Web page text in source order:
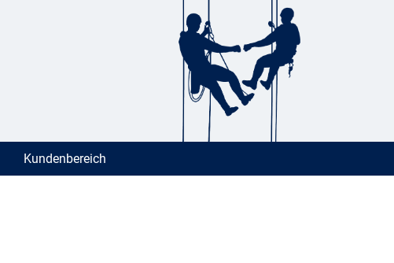
Kundenbereich